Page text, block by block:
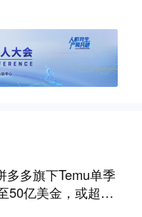
多多旗下Temu单季
50亿美金，或超额